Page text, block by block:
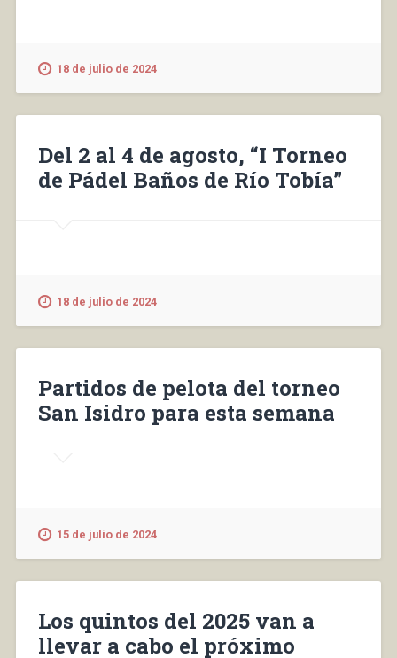
18 de julio de 2024
Del 2 al 4 de agosto, “I Torneo
de Pádel Baños de Río Tobía”
18 de julio de 2024
Partidos de pelota del torneo
San Isidro para esta semana
15 de julio de 2024
Los quintos del 2025 van a
llevar a cabo el próximo